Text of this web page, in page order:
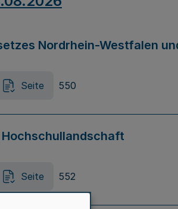
Nordrhein-Westfalen
Seite 550
Seite 552